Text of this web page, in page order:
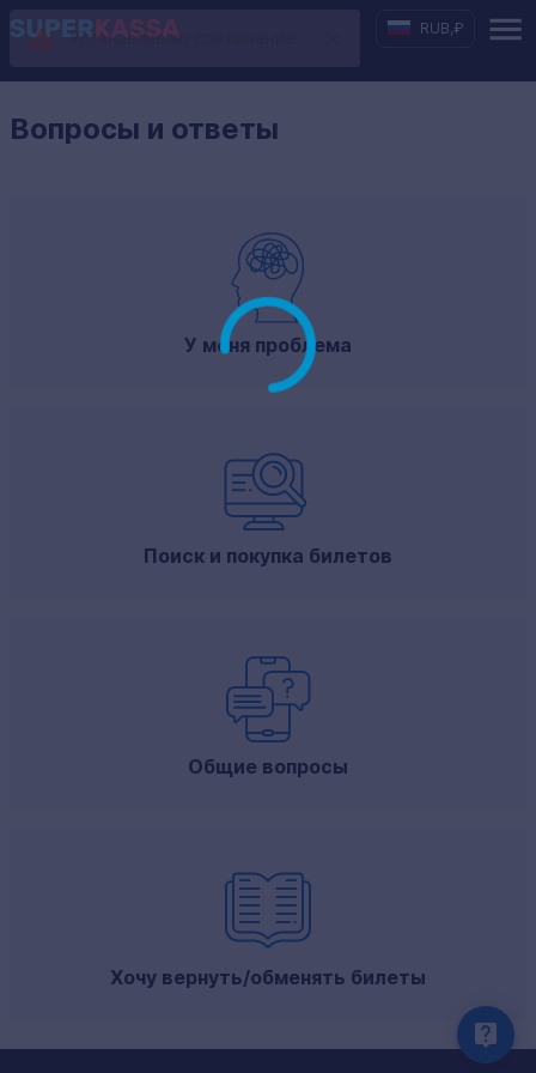
RUB,₽
Устанавливаю соединение
Вопросы и ответы
У меня проблема
Поиск и покупка билетов
Общие вопросы
Хочу вернуть/обменять билеты